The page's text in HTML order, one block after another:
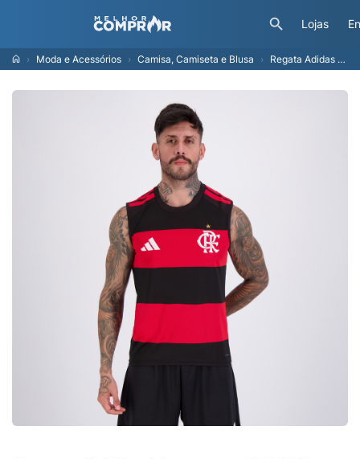
Lojas
Moda e Acessórios Camisa, Camiseta e Blusa Regata Adidas Flamengo I 2026